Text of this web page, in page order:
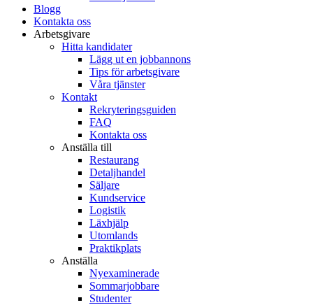
Blogg
Kontakta oss
Arbetsgivare
Hitta kandidater
Lägg ut en jobbannons
Tips för arbetsgivare
Våra tjänster
Kontakt
Rekryteringsguiden
FAQ
Kontakta oss
Anställa till
Restaurang
Detaljhandel
Säljare
Kundservice
Logistik
Läxhjälp
Utomlands
Praktikplats
Anställa
Nyexaminerade
Sommarjobbare
Studenter